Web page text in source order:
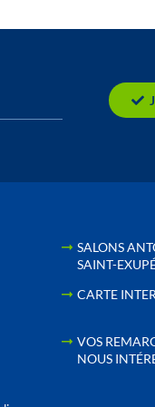
SALONS
SAINT-
CARTE
VOS
NOUS